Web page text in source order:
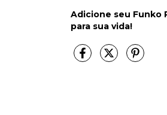
Adicione seu Funko
para sua vida!